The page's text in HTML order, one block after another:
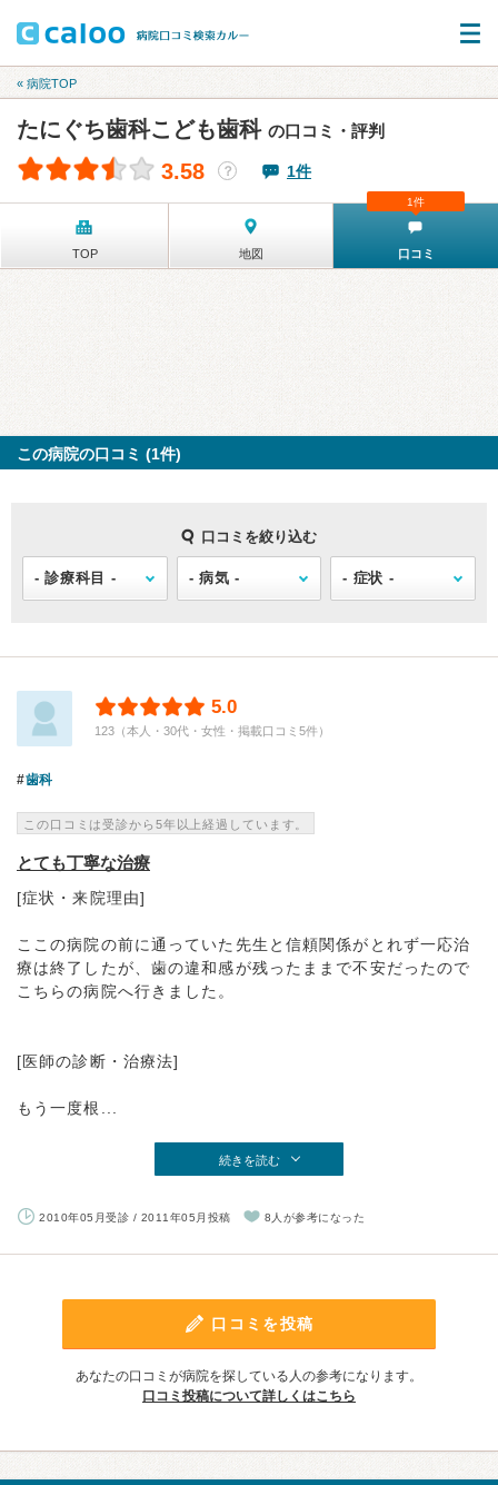
« 病院TOP
たにぐち歯科こども歯科 の口コミ・評判
3.58 ？ 1件
TOP 地図 口コミ
1件
この病院の口コミ (1件)
口コミを絞り込む
5.0
123（本人・30代・女性・掲載口コミ5件）
歯科
この口コミは受診から5年以上経過しています。
とても丁寧な治療
[症状・来院理由]
ここの病院の前に通っていた先生と信頼関係がとれず一応治
療は終了したが、歯の違和感が残ったままで不安だったので
こちらの病院へ行きました。
[医師の診断・治療法]
もう一度根...
続きを読む
2010年05月受診 / 2011年05月投稿 8人が参考になった
口コミを投稿
あなたの口コミが病院を探している人の参考になります。
口コミ投稿について詳しくはこちら